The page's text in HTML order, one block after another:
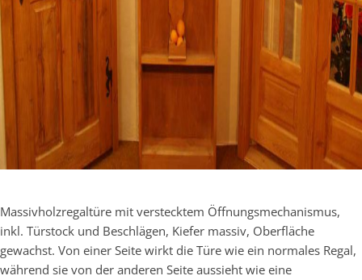
Massivholzregaltüre mit verstecktem Öffnungsmechanismus,
inkl. Türstock und Beschlägen, Kiefer massiv, Oberfläche
gewachst. Von einer Seite wirkt die Türe wie ein normales Regal,
während sie von der anderen Seite aussieht wie eine